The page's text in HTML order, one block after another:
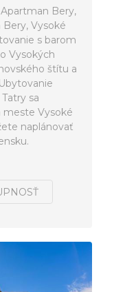
Bery,
Vysoké
s barom
Vysokých
štítu a
sa
meste Vysoké
naplánovať